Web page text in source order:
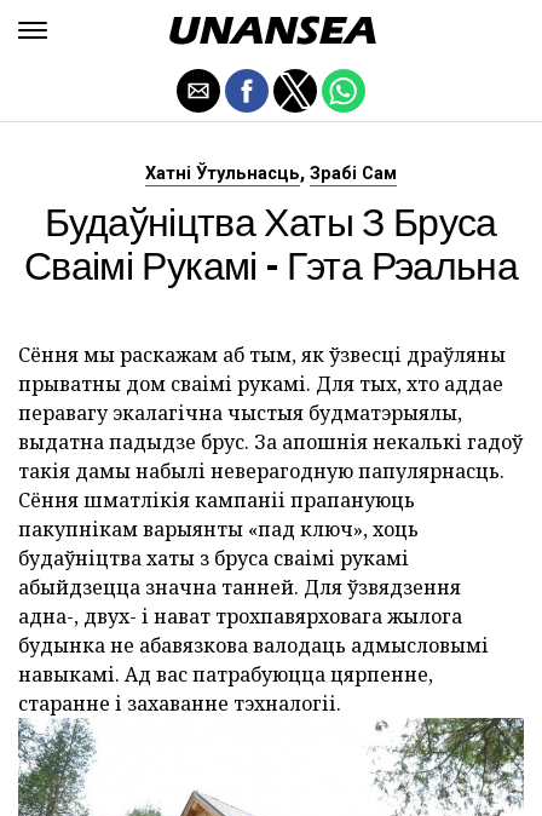
Хатні Ўтульнасць, Зрабі Сам
Будаўніцтва Хаты З Бруса
Сваімі Рукамі - Гэта Рэальна
Сёння мы раскажам аб тым, як ўзвесці драўляны
прыватны дом сваімі рукамі. Для тых, хто аддае
перавагу экалагічна чыстыя будматэрыялы,
выдатна падыдзе брус. За апошнія некалькі гадоў
такія дамы набылі неверагодную папулярнасць.
Сёння шматлікія кампаніі прапануюць
пакупнікам варыянты «пад ключ», хоць
будаўніцтва хаты з бруса сваімі рукамі
абыйдзецца значна танней. Для ўзвядзення
адна-, двух- і нават трохпавярховага жылога
будынка не абавязкова валодаць адмысловымі
навыкамі. Ад вас патрабуюцца цярпенне,
старанне і захаванне тэхналогіі.